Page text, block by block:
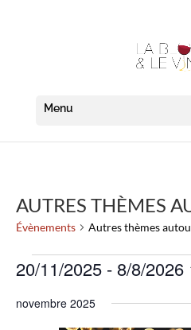
AUTRES THÈMES
Évènements Autres thèmes
ÉVÈNEMENTS
20/11/2025 - 8/8/2026
une
novembre 2025